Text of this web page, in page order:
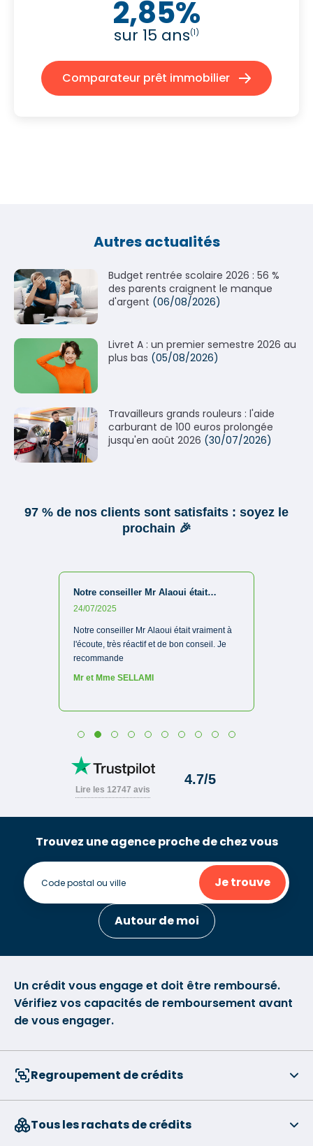
2,85%
sur 15 ans(1)
Comparateur prêt immobilier
Autres actualités
Budget rentrée scolaire 2026 : 56 %
des parents craignent le manque
d'argent (06/08/2026)
Livret A : un premier semestre 2026 au
plus bas (05/08/2026)
Travailleurs grands rouleurs : l'aide
carburant de 100 euros prolongée
jusqu'en août 2026 (30/07/2026)
Trouvez une agence proche de chez vous
Je trouve
Autour de moi
Un crédit vous engage et doit être remboursé.
Vérifiez vos capacités de remboursement avant
de vous engager.
Regroupement de crédits
Tous les rachats de crédits